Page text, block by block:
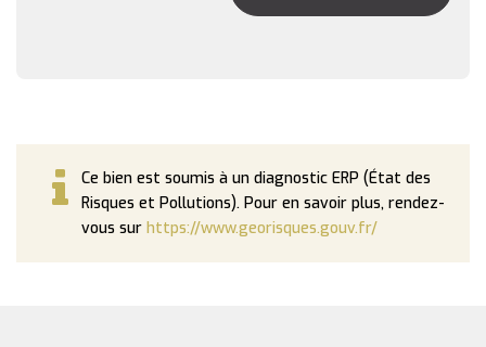
Ce bien est soumis à un diagnostic ERP (État des
Risques et Pollutions). Pour en savoir plus, rendez-
vous sur https://www.georisques.gouv.fr/